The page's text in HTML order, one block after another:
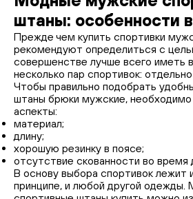
штаны: особенности
Прежде чем купить спортивки
рекомендуют определиться с
совершенстве лучше всего иметь
несколько пар спортивок:
Чтобы правильно подобрать
штаны брюки мужские,
аспекты:
материал;
длину;
хорошую резинку в поясе;
отсутствие скованности во время
В основу выбора спортивок лежит
принципе, и любой другой одежды.